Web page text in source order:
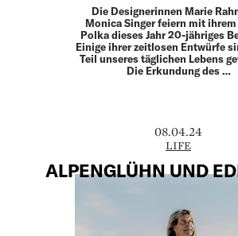
Die Designerinnen Marie
Monica Singer feiern mit
Polka dieses Jahr 20-jähriges
Einige ihrer zeitlosen Entwürfe
Teil unseres täglichen Lebens
Die Erkundung des …
08.04.24
LIFE
ALPENGLÜHN UND